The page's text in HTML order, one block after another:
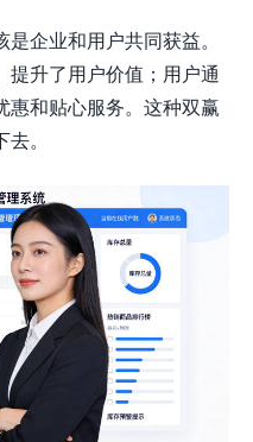
企业和用户共同获益。
提升了用户价值；用户通
惠和贴心服务。这种双赢
。